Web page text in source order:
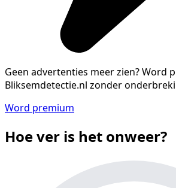
Geen advertenties meer zien?Word
Bliksemdetectie.nl zonder
Word premium
Hoe ver is het onweer?